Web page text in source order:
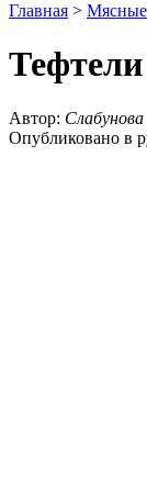
Главная >
Автор:
Опубликовано в